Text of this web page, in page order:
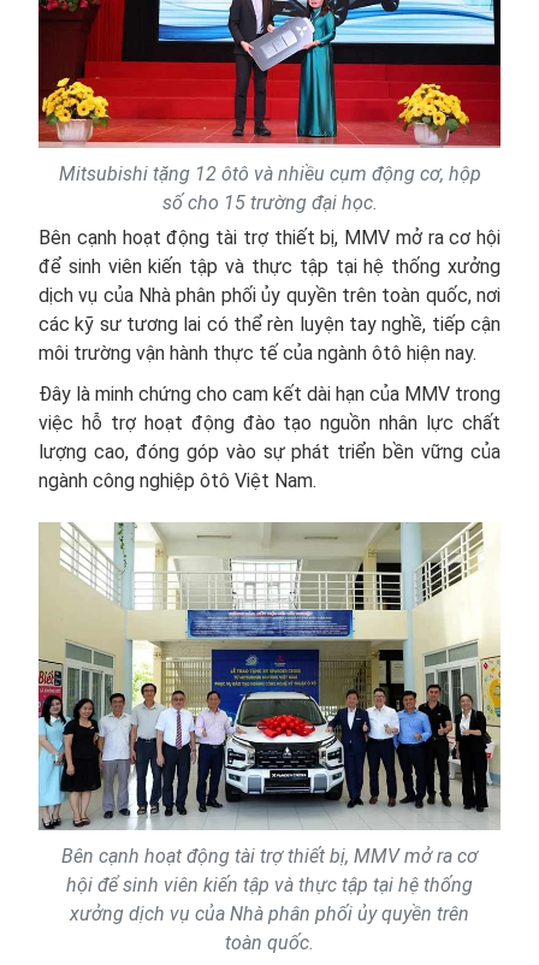
Mitsubishi tặng 12 ôtô và nhiều cụm động cơ, hộp
số cho 15 trường đại học.
Bên cạnh hoạt động tài trợ thiết bị, MMV mở ra cơ hội
để sinh viên kiến tập và thực tập tại hệ thống xưởng
dịch vụ của Nhà phân phối ủy quyền trên toàn quốc, nơi
các kỹ sư tương lai có thể rèn luyện tay nghề, tiếp cận
môi trường vận hành thực tế của ngành ôtô hiện nay.
Đây là minh chứng cho cam kết dài hạn của MMV trong
việc hỗ trợ hoạt động đào tạo nguồn nhân lực chất
lượng cao, đóng góp vào sự phát triển bền vững của
ngành công nghiệp ôtô Việt Nam.
Bên cạnh hoạt động tài trợ thiết bị, MMV mở ra cơ
hội để sinh viên kiến tập và thực tập tại hệ thống
xưởng dịch vụ của Nhà phân phối ủy quyền trên
toàn quốc.